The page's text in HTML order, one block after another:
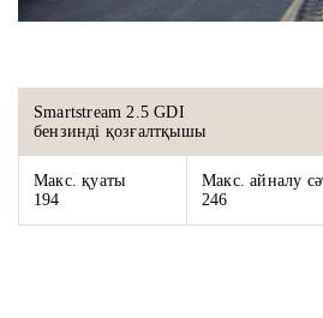
Smartstream 2.5 GDI
бензинді қозғалтқышы
Макс. қуаты
194
Макс. айналу
246